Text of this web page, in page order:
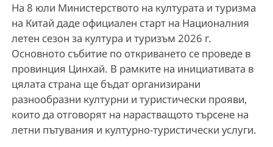
На 8 юли Министерството на културата и туризма
на Китай даде официален старт на Националния
летен сезон за култура и туризъм 2026 г.
Основното събитие по откриването се проведе в
провинция Цинхай. В рамките на инициативата в
цялата страна ще бъдат организирани
разнообразни културни и туристически прояви,
които да отговорят на нарастващото търсене на
летни пътувания и културно-туристически услуги.